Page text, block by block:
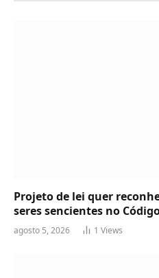
Projeto de lei quer
seres sencientes no
agosto 5, 2026 1 Views